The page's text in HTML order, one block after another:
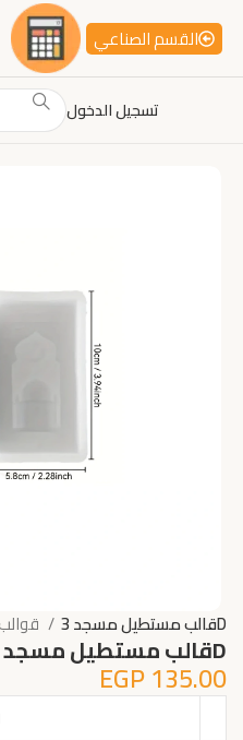
القسم الصناعي
تسجيل الدخول
قالب مستطيل مسجد 3D
قالب مستطيل مسجد 3D
135.00
EGP